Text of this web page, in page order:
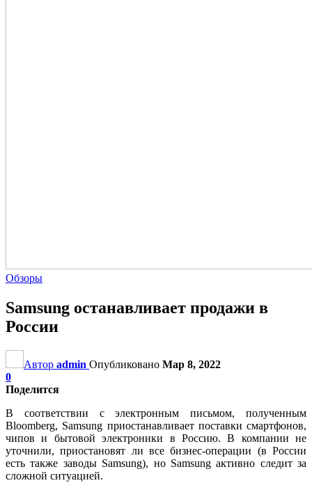
Обзоры
Samsung останавливает продажи в
России
Автор admin Опубликовано Мар 8, 2022
0
Поделится
В соответствии с электронным письмом, полученным
Bloomberg, Samsung приостанавливает поставки смартфонов,
чипов и бытовой электроники в Россию. В компании не
уточнили, приостановят ли все бизнес-операции (в России
есть также заводы Samsung), но Samsung активно следит за
сложной ситуацией.